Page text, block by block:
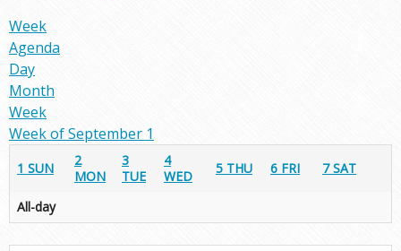
Week
Agenda
Day
Month
Week
Week of September 1
1 SUN
2
MON
3
TUE
4
WED
5 THU 6 FRI 7 SAT
All-day